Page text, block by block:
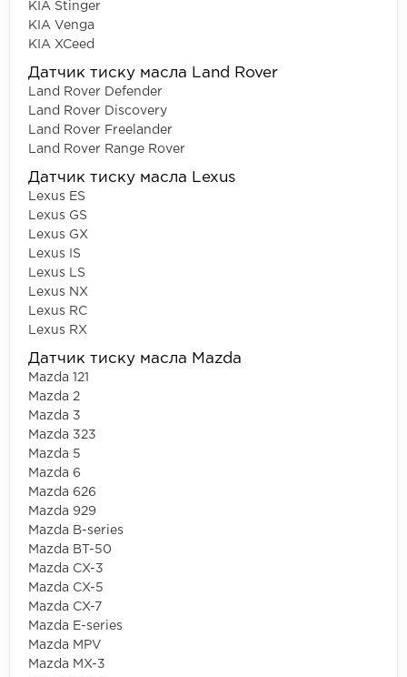
KIA Stinger
KIA Venga
KIA XCeed
Датчик тиску масла Land Rover
Land Rover Defender
Land Rover Discovery
Land Rover Freelander
Land Rover Range Rover
Датчик тиску масла Lexus
Lexus ES
Lexus GS
Lexus GX
Lexus IS
Lexus LS
Lexus NX
Lexus RC
Lexus RX
Датчик тиску масла Mazda
Mazda 121
Mazda 2
Mazda 3
Mazda 323
Mazda 5
Mazda 6
Mazda 626
Mazda 929
Mazda B-series
Mazda BT-50
Mazda CX-3
Mazda CX-5
Mazda CX-7
Mazda E-series
Mazda MPV
Mazda MX-3